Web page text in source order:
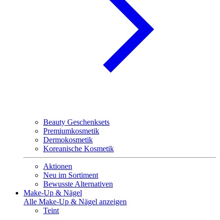
Beauty Geschenksets
Premiumkosmetik
Dermokosmetik
Koreanische Kosmetik
Aktionen
Neu im Sortiment
Bewusste Alternativen
Make-Up & Nägel
Alle Make-Up & Nägel anzeigen
Teint